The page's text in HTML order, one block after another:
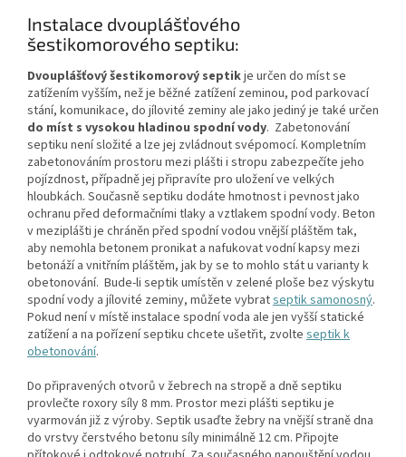
Instalace dvouplášťového
šestikomorového septiku:
Dvouplášťový šestikomorový septikje určen do míst se
zatížením vyšším, než je běžné zatížení zeminou, pod parkovací
stání, komunikace, do jílovité zeminy ale jako jediný je také určen
do míst s vysokou hladinou spodní vody. Zabetonování
septiku není složité a lze jej zvládnout svépomocí. Kompletním
zabetonováním prostoru mezi plášti i stropu zabezpečíte jeho
pojízdnost, případně jej připravíte pro uložení ve velkých
hloubkách. Současně septiku dodáte hmotnost i pevnost jako
ochranu před deformačními tlaky a vztlakem spodní vody. Beton
v meziplášti je chráněn před spodní vodou vnější pláštěm tak,
aby nemohla betonem pronikat a nafukovat vodní kapsy mezi
betonáží a vnitřním pláštěm, jak by se to mohlo stát u varianty k
obetonování. Bude-li septik umístěn v zelené ploše bez výskytu
spodní vody a jílovité zeminy, můžete vybratseptik samonosný.
Pokud není v místě instalace spodní voda ale jen vyšší statické
zatížení a na pořízení septiku chcete ušetřit, zvolte septik k
obetonování.
Do připravených otvorů v žebrech na stropě a dně septiku
provlečte roxory síly 8 mm. Prostor mezi plášti septiku je
vyarmován již z výroby. Septik usaďte žebry na vnější straně dna
do vrstvy čerstvého betonu síly minimálně 12 cm. Připojte